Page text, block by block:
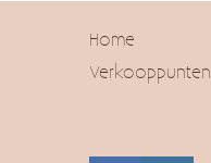
Home
Verkooppunten